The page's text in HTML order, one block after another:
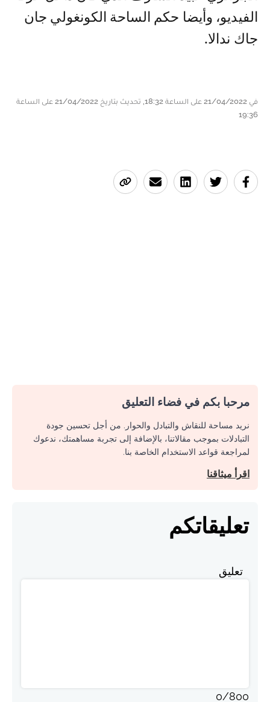
الفيديو، وأيضا حكم الساحة الكونغولي جان
جاك ندالا.
في 21/04/2022 على الساعة 18:32, تحديث بتاريخ 21/04/2022 على الساعة
19:36
مرحبا بكم في فضاء التعليق
نريد مساحة للنقاش والتبادل والحوار. من أجل تحسين جودة
التبادلات بموجب مقالاتنا، بالإضافة إلى تجربة مساهمتك، ندعوك
لمراجعة قواعد الاستخدام الخاصة بنا.
اقرأ ميثاقنا
تعليقاتكم
تعليق
0/800